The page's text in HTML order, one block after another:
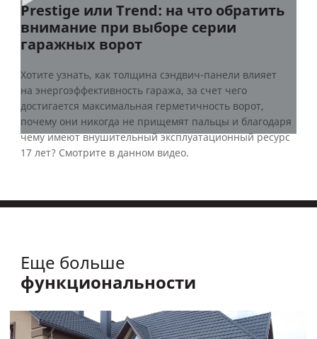
Prestige или Trend: на что обратить
внимание при выборе серии
гаражных ворот
Хотите узнать, как толщина сэндвич-панели влияет
на энергоэффективность гаража, за счет чего
достигается максимальная герметичность ворот,
почему они никогда не прищемят пальцы и благодаря
чему имеют внушительный эксплуатационный ресурс
17 лет? Смотрите в данном видео.
Еще больше
функциональности